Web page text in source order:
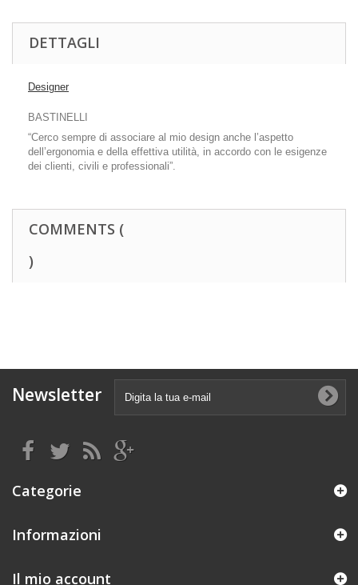
DETTAGLI
Designer
BASTINELLI
“Cerco sempre di associare al mio design anche l’aspetto
dell’ergonomia e della effettiva utilità, in accordo con le esigenze
dei clienti, civili e professionali”.
COMMENTS (
)
Newsletter
Categorie
Informazioni
Il mio account